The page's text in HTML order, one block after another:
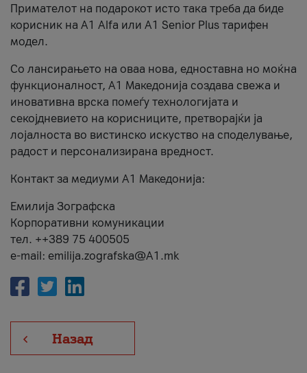
Примателот на подарокот исто така треба да биде
корисник на А1 Alfa или A1 Senior Plus тарифен
модел.
Со лансирањето на оваа нова, едноставна но моќна
функционалност, А1 Македонија создава свежа и
иновативна врска помеѓу технологијата и
секојдневието на корисниците, претворајќи ја
лојалноста во вистинско искуство на споделување,
радост и персонализирана вредност.
Контакт за медиуми А1 Македонија:
Емилија Зографска
Корпоративни комуникации
тел. ++389 75 400505
e-mail: emilija.zografska@A1.mk
Назад